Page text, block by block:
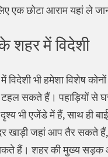
एक छोटा आराम यहां ले
शहर में विदेशी
विदेशी भी हमेशा विशेष
सकते हैं। पहाड़ियों से
भी एजेंडे में हैं, साथ ही
खाड़ी जहां आप तैर सकते
हैं। शहर की मुख्य सड़क